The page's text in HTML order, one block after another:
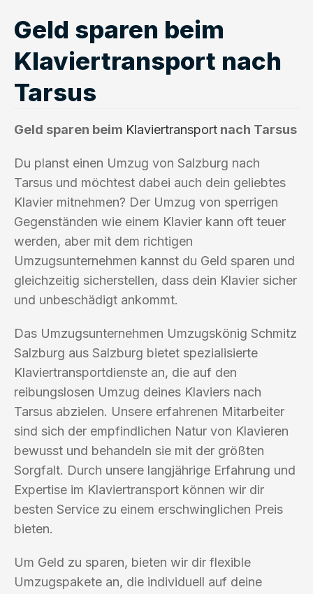
Geld sparen beim
Klaviertransport nach
Tarsus
Geld sparen beim Klaviertransport nach Tarsus
Du planst einen Umzug von Salzburg nach
Tarsus und möchtest dabei auch dein geliebtes
Klavier mitnehmen? Der Umzug von sperrigen
Gegenständen wie einem Klavier kann oft teuer
werden, aber mit dem richtigen
Umzugsunternehmen kannst du Geld sparen und
gleichzeitig sicherstellen, dass dein Klavier sicher
und unbeschädigt ankommt.
Das Umzugsunternehmen Umzugskönig Schmitz
Salzburg aus Salzburg bietet spezialisierte
Klaviertransportdienste an, die auf den
reibungslosen Umzug deines Klaviers nach
Tarsus abzielen. Unsere erfahrenen Mitarbeiter
sind sich der empfindlichen Natur von Klavieren
bewusst und behandeln sie mit der größten
Sorgfalt. Durch unsere langjährige Erfahrung und
Expertise im Klaviertransport können wir dir
besten Service zu einem erschwinglichen Preis
bieten.
Um Geld zu sparen, bieten wir dir flexible
Umzugspakete an, die individuell auf deine